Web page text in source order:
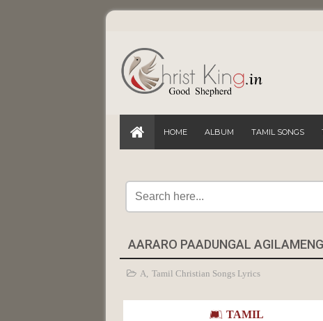
HOME ALBUM TAMIL SONGS
AARARO PAADUNGAL
A, Tamil Christian Songs Lyrics
TAMIL